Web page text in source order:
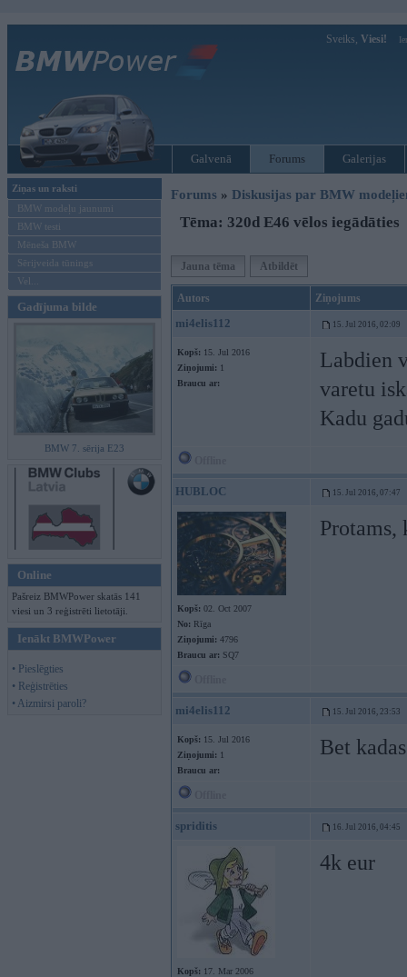
Sveiks, Viesi!
Galvenā Forums Galerijas
Ziņas un raksti
BMW modeļu jaunumi
BMW testi
Mēneša BMW
Sērijveida tūnings
Vel...
Gadījuma bilde
BMW 7. sērija E23
Online
Pašreiz BMWPower skatās 141
viesi un 3 reģistrēti lietotāji.
Ienākt BMWPower
• Pieslēgties
• Reģistrēties
• Aizmirsi paroli?
Forums » Diskusijas par BMW
Tēma: 320d E46 vēlos iegādāties
Jauna tēma Atbildēt
Autors Ziņojums
mi4elis112 15. Jul 2016, 02:09
Kopš: 15. Jul 2016
Ziņojumi: 1
Braucu ar:
Labdien
varetu
Kadu
HUBLOC 15. Jul 2016, 07:47
Kopš: 02. Oct 2007
No: Rīga
Ziņojumi: 4796
Braucu ar: SQ7
Protams,
mi4elis112 15. Jul 2016, 23:53
Kopš: 15. Jul 2016
Ziņojumi: 1
Braucu ar:
Bet
spriditis 16. Jul 2016, 04:45
Kopš: 17. Mar 2006
4k eur